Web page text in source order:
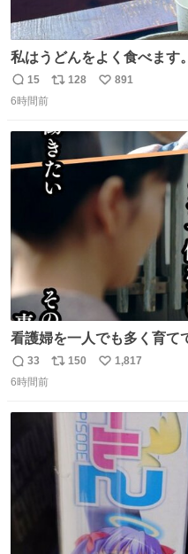
私はうどんをよく食べます
食にもなります。生うどん
は長持ちする代わりに停電
ファ化米や缶詰など、色
もいかがでしょうか？
返
信
15
リ
ト
数
128
い
数
891
6時間前
看護婦を一人でも多く育て
１年間だけ黒川病院で働く
年間で恵風看護婦会を立て直すと
る 見上愛 上坂樹里 平埜生成
返
信
33
リ
数
150
い
数
1,817
6時間前